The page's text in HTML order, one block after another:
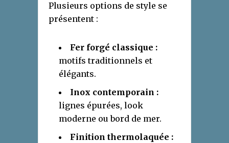
Plusieurs options de style se
présentent :
Fer forgé classique :
motifs traditionnels et
élégants.
Inox contemporain :
lignes épurées, look
moderne ou bord de mer.
Finition thermolaquée :